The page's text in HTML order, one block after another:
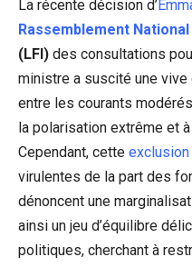
La récente décision d’
Rassemblement National
(LFI) des consultations
ministre a suscité une vive
entre les courants
la polarisation extrême et
Cependant, cette exclusion
virulentes de la part des
dénoncent une
ainsi un jeu d’équilibre
politiques, cherchant à